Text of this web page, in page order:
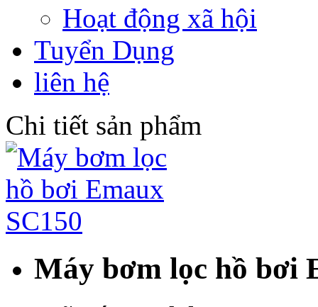
Hoạt động xã hội
Tuyển Dụng
liên hệ
Chi tiết sản phẩm
Máy bơm lọc hồ bơi